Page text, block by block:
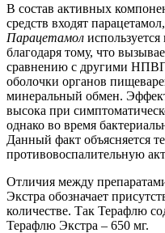
В состав активных
средств входят
Парацетамол
благодаря тому, что
сравнению с другими
оболочки органов
минеральный обмен.
высока при
однако во время
Данный факт объясняется
противовоспалительную
Отличия между
Экстра обозначает
количестве. Так Терафлю
Терафлю Экстра – 650 мг.